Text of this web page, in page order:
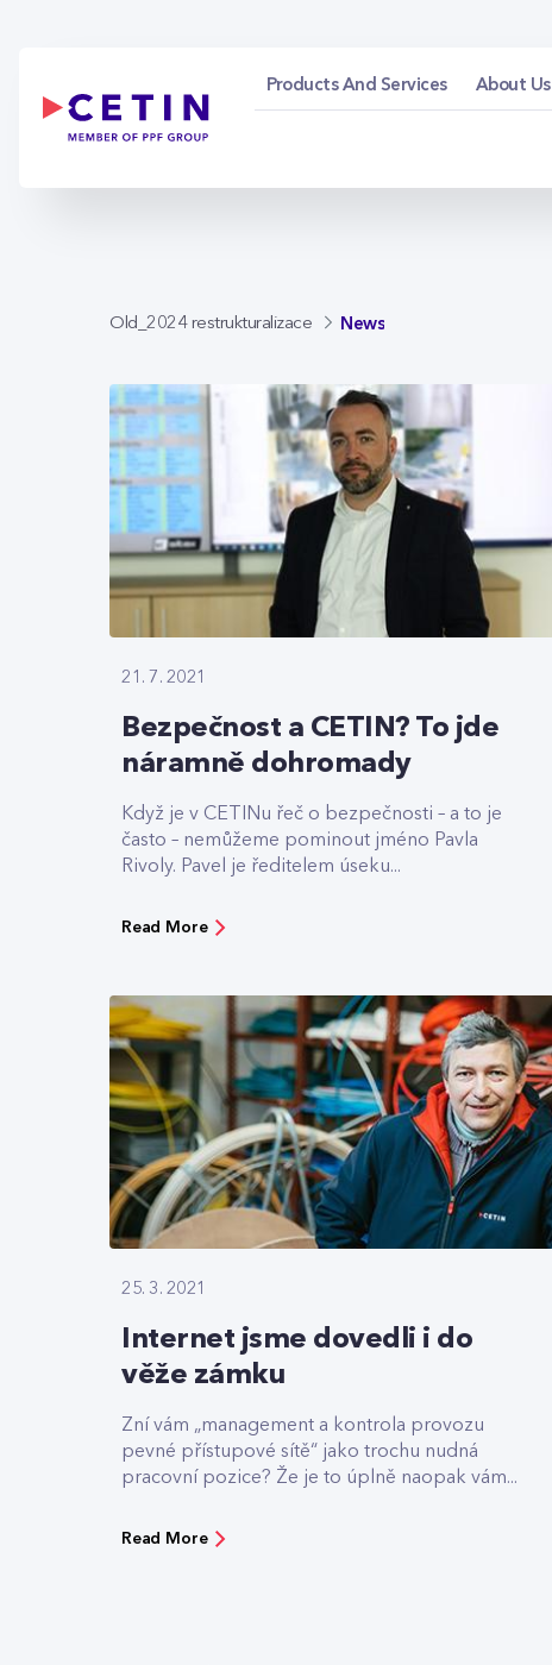
Products And Services About Us
Old_2024 restrukturalizace News
21. 7. 2021
Bezpečnost a CETIN? To jde
náramně dohromady
Když je v CETINu řeč o bezpečnosti – a to je
často – nemůžeme pominout jméno Pavla
Rivoly. Pavel je ředitelem úseku...
Read More
25. 3. 2021
Internet jsme dovedli i do
věže zámku
Zní vám „management a kontrola provozu
pevné přístupové sítě“ jako trochu nudná
pracovní pozice? Že je to úplně naopak vám...
Read More